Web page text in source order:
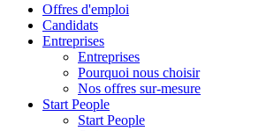
Offres d'emploi
Candidats
Entreprises
Entreprises
Pourquoi nous choisir
Nos offres sur-mesure
Start People
Start People